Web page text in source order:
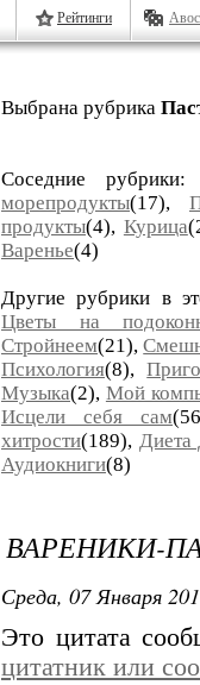
Рейтинги
Выбрана рубрика
Соседние
морепродукты(17),
продукты(4), Курица
Варенье(4)
Другие рубрики в
Цветы на
Стройнеем(21),
Психология(8),
Музыка(2), Мой
Исцели себя сам
хитрости(189), Диета
Аудиокниги(8)
ВАРЕНИКИ-
Среда, 07 Января
Это цитата
цитатник или